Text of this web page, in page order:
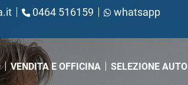
0464 516159 whatsapp
VENDITA E OFFICINA SELEZIONE AUTO